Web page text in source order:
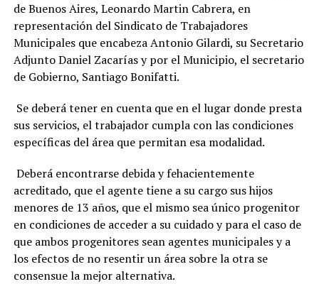
de Buenos Aires, Leonardo Martin Cabrera, en
representación del Sindicato de Trabajadores
Municipales que encabeza Antonio Gilardi, su Secretario
Adjunto Daniel Zacarías y por el Municipio, el secretario
de Gobierno, Santiago Bonifatti.
Se deberá tener en cuenta que en el lugar donde presta
sus servicios, el trabajador cumpla con las condiciones
específicas del área que permitan esa modalidad.
Deberá encontrarse debida y fehacientemente
acreditado, que el agente tiene a su cargo sus hijos
menores de 13 años, que el mismo sea único progenitor
en condiciones de acceder a su cuidado y para el caso de
que ambos progenitores sean agentes municipales y a
los efectos de no resentir un área sobre la otra se
consensue la mejor alternativa.